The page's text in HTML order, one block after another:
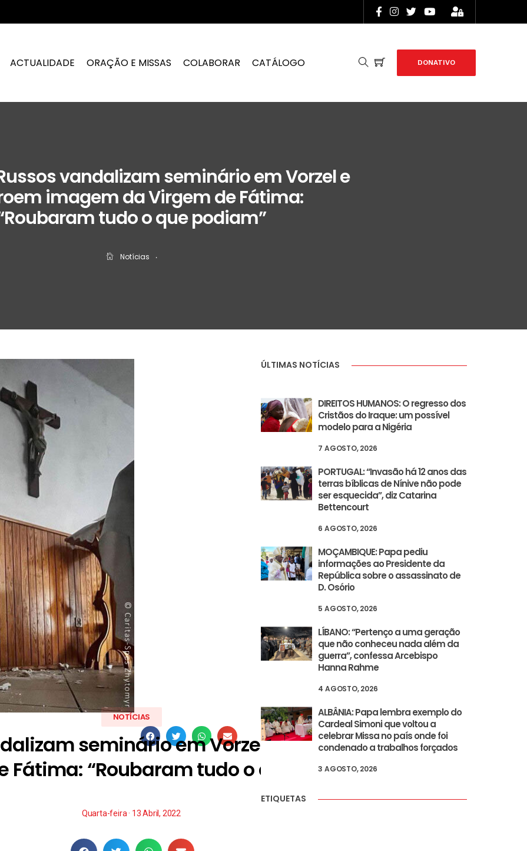
ACTUALIDADE ORAÇÃO E MISSAS COLABORAR CATÁLOGO DONATIVO
vandalizam seminário em Vorzel e
imagem da Virgem de Fátima:
tudo o que podiam”
Notícias ‧
NOTÍCIAS
seminário em Vorzel e destroem imagem
Fátima: “Roubaram tudo o que podiam”
Quarta-feira · 13 Abril, 2022
ÚLTIMAS NOTÍCIAS
DIREITOS HUMANOS: O regresso dos
Cristãos do Iraque: um possível
modelo para a Nigéria
7 AGOSTO, 2026
PORTUGAL: “Invasão há 12 anos das
terras bíblicas de Nínive não pode
ser esquecida”, diz Catarina
Bettencourt
6 AGOSTO, 2026
MOÇAMBIQUE: Papa pediu
informações ao Presidente da
República sobre o assassinato de
D. Osório
5 AGOSTO, 2026
LÍBANO: “Pertenço a uma geração
que não conheceu nada além da
guerra”, confessa Arcebispo
Hanna Rahme
4 AGOSTO, 2026
ALBÂNIA: Papa lembra exemplo do
Cardeal Simoni que voltou a
celebrar Missa no país onde foi
condenado a trabalhos forçados
3 AGOSTO, 2026
ETIQUETAS